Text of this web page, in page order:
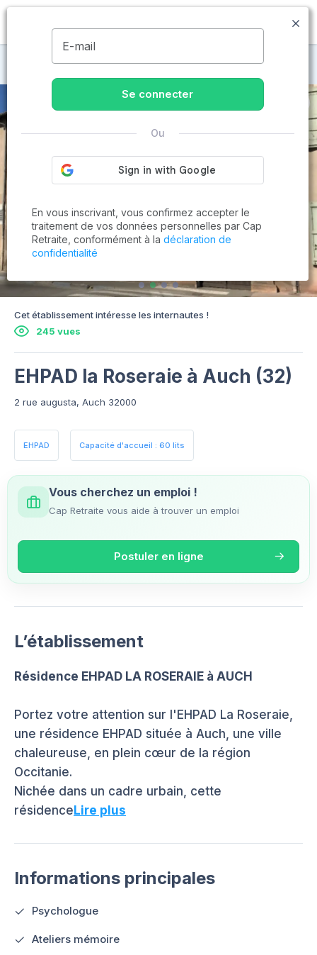
MENU
Maisons de retraite à Auch
Cet établissement intéresse les internautes !
245 vues
EHPAD la Roseraie à Auch (32)
2 rue augusta, Auch 32000
EHPAD Capacité d'accueil : 60 lits
Vous cherchez un emploi !
Cap Retraite vous aide à trouver un emploi
Postuler en ligne
L’établissement
Résidence EHPAD LA ROSERAIE à AUCH
Portez votre attention sur l'EHPAD La Roseraie,
une résidence EHPAD située à Auch, une ville
chaleureuse, en plein cœur de la région
Occitanie.
Nichée dans un cadre urbain, cette
résidenceLire plus
Informations principales
Psychologue
Ateliers mémoire
E-mail
Se connecter
Ou
En vous inscrivant, vous confirmez accepter le
traitement de vos données personnelles par Cap
Retraite, conformément à la déclaration de
confidentialité